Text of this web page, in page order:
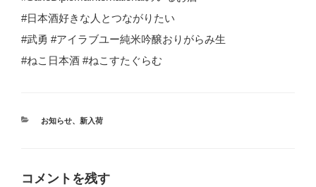
#日本酒好きな人とつながりたい
#武勇 #アイラブユー純米吟醸おりがらみ生
#ねこ日本酒 #ねこすたぐらむ
カ
お知らせ、 新入荷
コメントを残す